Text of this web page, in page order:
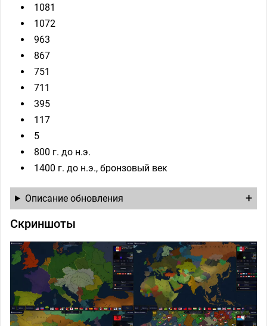
1081
1072
963
867
751
711
395
117
5
800 г. до н.э.
1400 г. до н.э., бронзовый век
Описание обновления
Скриншоты